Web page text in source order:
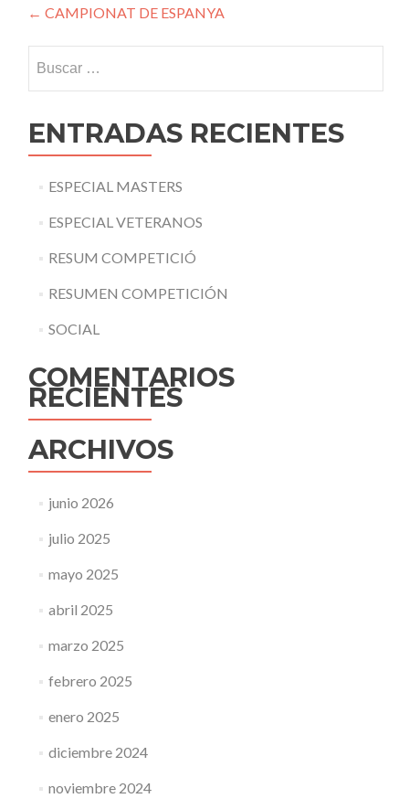
Navegación
de
entradas
← CAMPIONAT DE ESPANYA
ENTRADAS RECIENTES
ESPECIAL MASTERS
ESPECIAL VETERANOS
RESUM COMPETICIÓ
RESUMEN COMPETICIÓN
SOCIAL
COMENTARIOS
RECIENTES
ARCHIVOS
junio 2026
julio 2025
mayo 2025
abril 2025
marzo 2025
febrero 2025
enero 2025
diciembre 2024
noviembre 2024